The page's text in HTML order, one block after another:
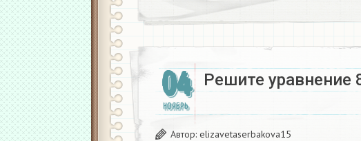
04
НОЯБРЬ
Решите уравнение
Автор: elizavetaserbakova15